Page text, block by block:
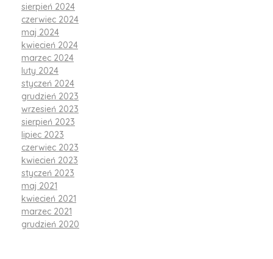
sierpień 2024
czerwiec 2024
maj 2024
kwiecień 2024
marzec 2024
luty 2024
styczeń 2024
grudzień 2023
wrzesień 2023
sierpień 2023
lipiec 2023
czerwiec 2023
kwiecień 2023
styczeń 2023
maj 2021
kwiecień 2021
marzec 2021
grudzień 2020